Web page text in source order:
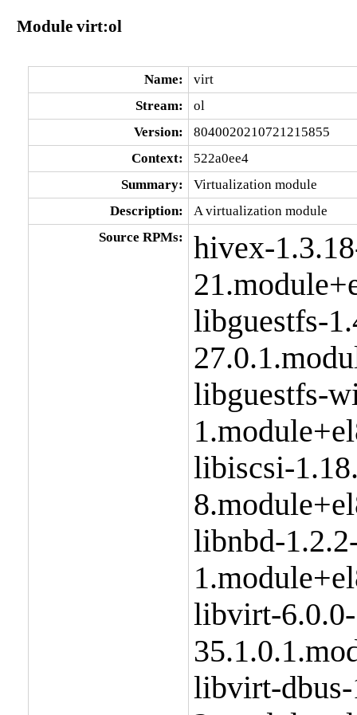
Module virt:ol
Name:
virt
Stream:
ol
Version:
8040020210721215855
Context:
522a0ee4
Summary:
Virtualization module
Description:
A virtualization module
Source RPMs:
hivex-
libguestfs-
libguestfs-
libiscsi-
libnbd-
libvirt-6.0.0-
libvirt-